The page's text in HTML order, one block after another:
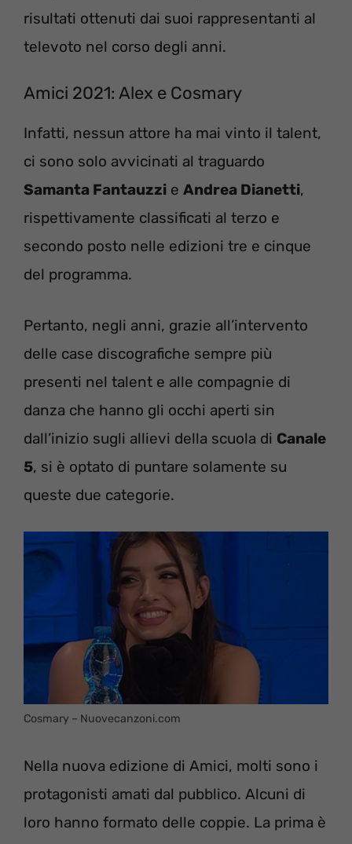
risultati ottenuti dai suoi rappresentanti al
televoto nel corso degli anni.
Amici 2021: Alex e Cosmary
Infatti, nessun attore ha mai vinto il talent,
ci sono solo avvicinati al traguardo
Samanta Fantauzzi e Andrea Dianetti,
rispettivamente classificati al terzo e
secondo posto nelle edizioni tre e cinque
del programma.
Pertanto, negli anni, grazie all’intervento
delle case discografiche sempre più
presenti nel talent e alle compagnie di
danza che hanno gli occhi aperti sin
dall’inizio sugli allievi della scuola di Canale
5, si è optato di puntare solamente su
queste due categorie.
Cosmary – Nuovecanzoni.com
Nella nuova edizione di Amici, molti sono i
protagonisti amati dal pubblico. Alcuni di
loro hanno formato delle coppie. La prima è